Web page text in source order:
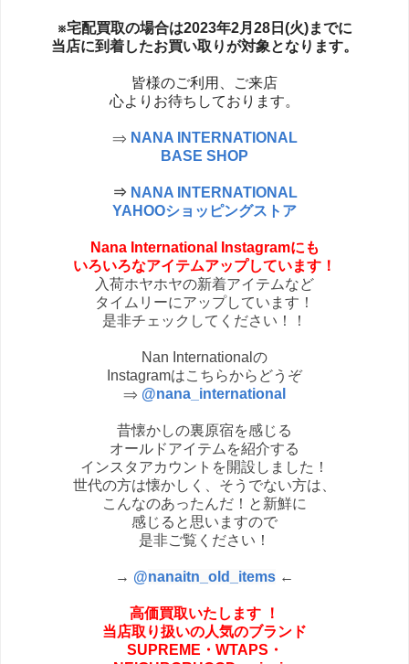
※宅配買取の場合は2023年2月28日(火)までに
当店に到着したお買い取りが対象となります。
皆様のご利用、ご来店
心よりお待ちしております。
⇒ NANA INTERNATIONAL
BASE SHOP
⇒ NANA INTERNATIONAL
YAHOOショッピングストア
Nana International Instagramにも
いろいろなアイテムアップしています！
入荷ホヤホヤの新着アイテムなど
タイムリーにアップしています！
是非チェックしてください！！
Nan Internationalの
Instagramはこちらからどうぞ
⇒ @nana_international
昔懐かしの裏原宿を感じる
オールドアイテムを紹介する
インスタアカウントを開設しました！
世代の方は懐かしく、そうでない方は、
こんなのあったんだ！と新鮮に
感じると思いますので
是非ご覧ください！
→ @nanaitn_old_items ←
高価買取いたします ！
当店取り扱いの人気のブランド
SUPREME・ WTAPS・